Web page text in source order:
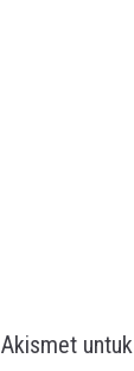
untuk